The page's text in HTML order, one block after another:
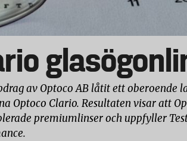
leveransen har PostNord 30 dagar (60 för
du rätt att få fraktkostnaden tillbaka och
av Optoco AB låtit ett oberoende
Optoco Clario. Resultaten visar att
premiumlinser och uppfyller